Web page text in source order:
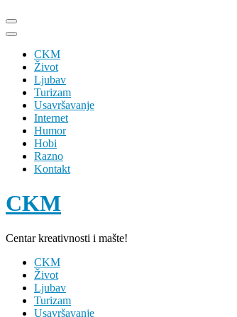
Skip
to
(Press
Enter)
CKM
Život
Ljubav
Turizam
Usavršavanje
Internet
Humor
Hobi
Razno
Kontakt
CKM
Centar kreativnosti i mašte!
CKM
Život
Ljubav
Turizam
Usavršavanje